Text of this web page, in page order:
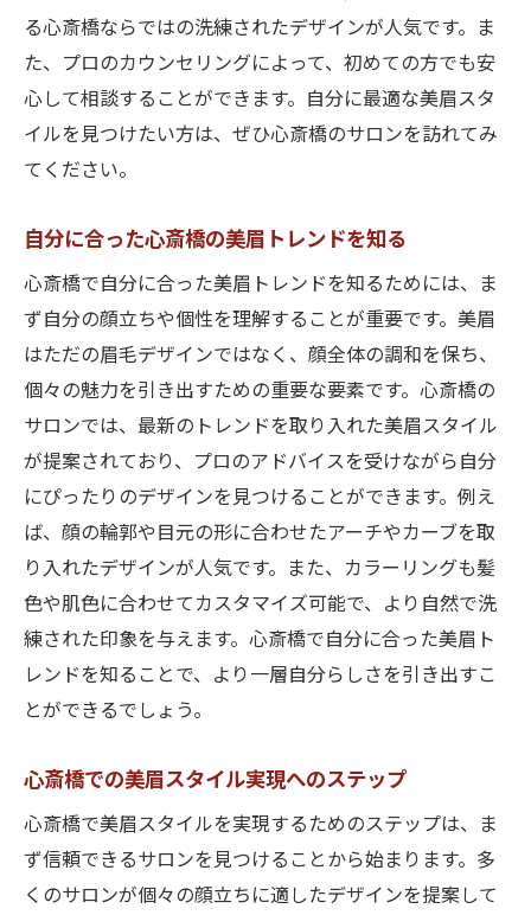
る心斎橋ならではの洗練されたデザインが人気です。ま
た、プロのカウンセリングによって、初めての方でも安
心して相談することができます。自分に最適な美眉スタ
イルを見つけたい方は、ぜひ心斎橋のサロンを訪れてみ
てください。
自分に合った心斎橋の美眉トレンドを知る
心斎橋で自分に合った美眉トレンドを知るためには、ま
ず自分の顔立ちや個性を理解することが重要です。美眉
はただの眉毛デザインではなく、顔全体の調和を保ち、
個々の魅力を引き出すための重要な要素です。心斎橋の
サロンでは、最新のトレンドを取り入れた美眉スタイル
が提案されており、プロのアドバイスを受けながら自分
にぴったりのデザインを見つけることができます。例え
ば、顔の輪郭や目元の形に合わせたアーチやカーブを取
り入れたデザインが人気です。また、カラーリングも髪
色や肌色に合わせてカスタマイズ可能で、より自然で洗
練された印象を与えます。心斎橋で自分に合った美眉ト
レンドを知ることで、より一層自分らしさを引き出すこ
とができるでしょう。
心斎橋での美眉スタイル実現へのステップ
心斎橋で美眉スタイルを実現するためのステップは、ま
ず信頼できるサロンを見つけることから始まります。多
くのサロンが個々の顔立ちに適したデザインを提案して